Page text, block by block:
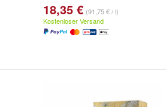
18,35 € (91,75 € / l)
Kostenloser Versand